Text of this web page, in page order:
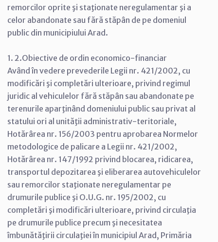
remorcilor oprite şi staţionate neregulamentar şi a
celor abandonate sau fără stăpân de pe domeniul
public din municipiului Arad.
1. 2.Obiective de ordin economico-financiar
Având în vedere prevederile Legii nr. 421/2002, cu
modificări şi completări ulterioare, privind regimul
juridic al vehiculelor fără stăpân sau abandonate pe
terenurile aparţinând domeniului public sau privat al
statului ori al unităţii administrativ-teritoriale,
Hotărârea nr. 156/2003 pentru aprobarea Normelor
metodologice de palicare a Legii nr. 421/2002,
Hotărârea nr. 147/1992 privind blocarea, ridicarea,
transportul depozitarea şi eliberarea autovehiculelor
sau remorcilor staţionate neregulamentar pe
drumurile publice şi O.U.G. nr. 195/2002, cu
completări şi modificări ulterioare, privind circulaţia
pe drumurile publice precum şi necesitatea
îmbunătăţirii circulaţiei în municipiul Arad, Primăria